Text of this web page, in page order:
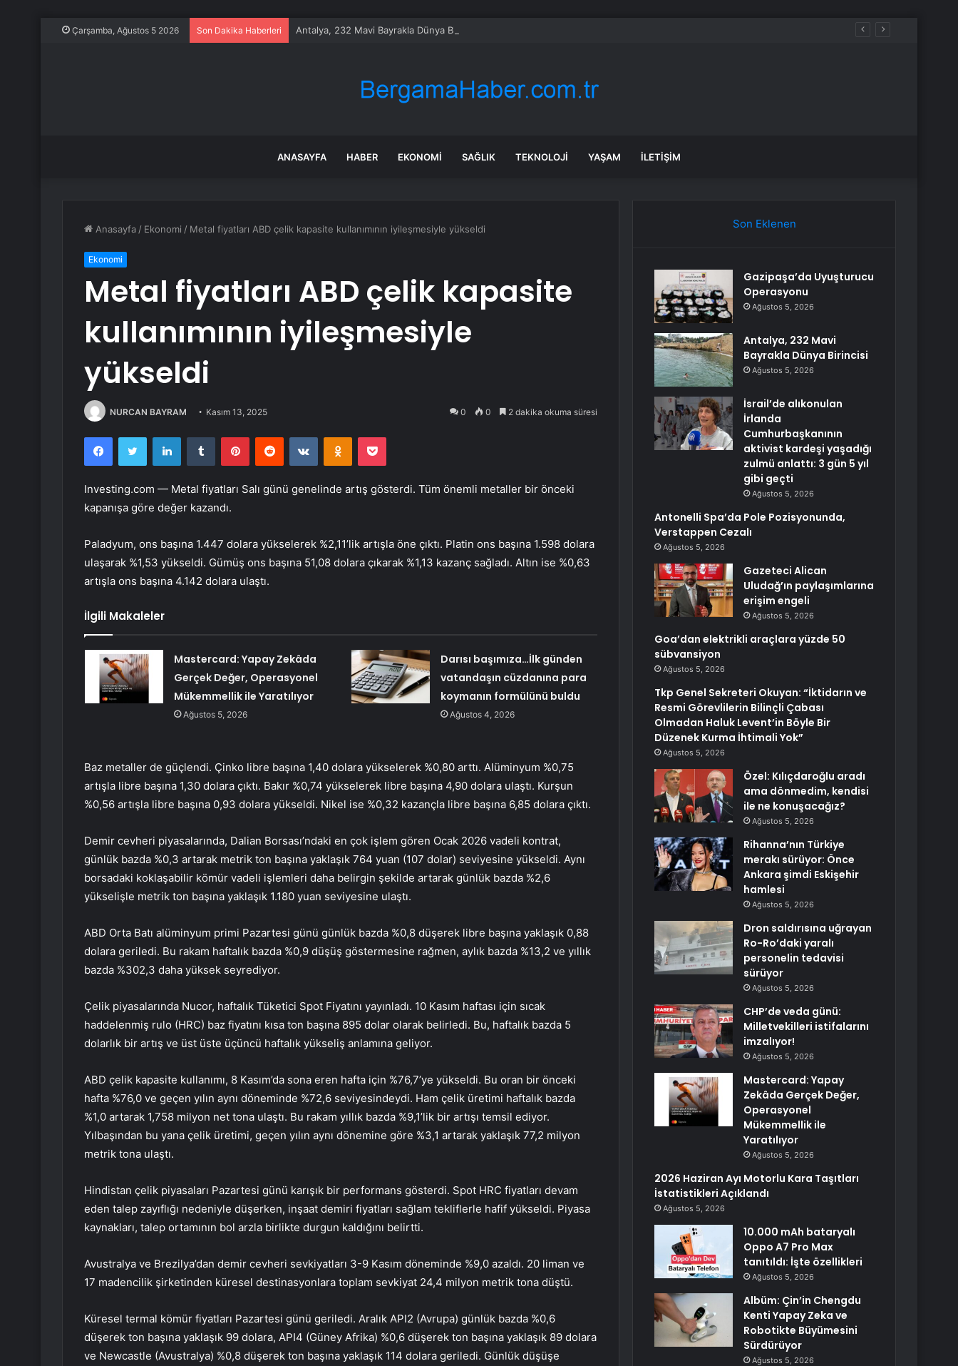
Çarşamba, Ağustos 5 2026 Son Dakika Haberleri Antalya, 232 Mavi Bayrakla Dünya Birincisi
ANASAYFA HABER EKONOMI SAĞLIK TEKNOLOJI YAŞAM İLETIŞIM
Anasayfa / Ekonomi / Metal fiyatları ABD çelik kapasite kullanımının iyileşmesiyle yükseldi
Ekonomi
Metal fiyatları ABD çelik kapasite
kullanımının iyileşmesiyle
yükseldi
NURCAN BAYRAM Kasım 13, 2025 0 0 2 dakika okuma süresi
FacebookTwitter LinkedInTumblr PinterestReddit VKontakteOdnoklassniki
Pocket
Investing.com — Metal fiyatları Salı günü genelinde artış gösterdi. Tüm önemli metaller bir önceki
kapanışa göre değer kazandı.
Paladyum, ons başına 1.447 dolara yükselerek %2,11’lik artışla öne çıktı. Platin ons başına 1.598 dolara
ulaşarak %1,53 yükseldi. Gümüş ons başına 51,08 dolara çıkarak %1,13 kazanç sağladı. Altın ise %0,63
artışla ons başına 4.142 dolara ulaştı.
İlgili Makaleler
Mastercard: Yapay Zekâda
Gerçek Değer, Operasyonel
Mükemmellik ile Yaratılıyor
Ağustos 5, 2026
Darısı başımıza…İlk günden
vatandaşın cüzdanına para
koymanın formülünü buldu
Ağustos 4, 2026
Baz metaller de güçlendi. Çinko libre başına 1,40 dolara yükselerek %0,80 arttı. Alüminyum %0,75
artışla libre başına 1,30 dolara çıktı. Bakır %0,74 yükselerek libre başına 4,90 dolara ulaştı. Kurşun
%0,56 artışla libre başına 0,93 dolara yükseldi. Nikel ise %0,32 kazançla libre başına 6,85 dolara çıktı.
Demir cevheri piyasalarında, Dalian Borsası’ndaki en çok işlem gören Ocak 2026 vadeli kontrat,
günlük bazda %0,3 artarak metrik ton başına yaklaşık 764 yuan (107 dolar) seviyesine yükseldi. Aynı
borsadaki koklaşabilir kömür vadeli işlemleri daha belirgin şekilde artarak günlük bazda %2,6
yükselişle metrik ton başına yaklaşık 1.180 yuan seviyesine ulaştı.
ABD Orta Batı alüminyum primi Pazartesi günü günlük bazda %0,8 düşerek libre başına yaklaşık 0,88
dolara geriledi. Bu rakam haftalık bazda %0,9 düşüş göstermesine rağmen, aylık bazda %13,2 ve yıllık
bazda %302,3 daha yüksek seyrediyor.
Çelik piyasalarında Nucor, haftalık Tüketici Spot Fiyatını yayınladı. 10 Kasım haftası için sıcak
haddelenmiş rulo (HRC) baz fiyatını kısa ton başına 895 dolar olarak belirledi. Bu, haftalık bazda 5
dolarlık bir artış ve üst üste üçüncü haftalık yükseliş anlamına geliyor.
ABD çelik kapasite kullanımı, 8 Kasım’da sona eren hafta için %76,7’ye yükseldi. Bu oran bir önceki
hafta %76,0 ve geçen yılın aynı döneminde %72,6 seviyesindeydi. Ham çelik üretimi haftalık bazda
%1,0 artarak 1,758 milyon net tona ulaştı. Bu rakam yıllık bazda %9,1’lik bir artışı temsil ediyor.
Yılbaşından bu yana çelik üretimi, geçen yılın aynı dönemine göre %3,1 artarak yaklaşık 77,2 milyon
metrik tona ulaştı.
Hindistan çelik piyasaları Pazartesi günü karışık bir performans gösterdi. Spot HRC fiyatları devam
eden talep zayıflığı nedeniyle düşerken, inşaat demiri fiyatları sağlam tekliflerle hafif yükseldi. Piyasa
kaynakları, talep ortamının bol arzla birlikte durgun kaldığını belirtti.
Avustralya ve Brezilya’dan demir cevheri sevkiyatları 3-9 Kasım döneminde %9,0 azaldı. 20 liman ve
17 madencilik şirketinden küresel destinasyonlara toplam sevkiyat 24,4 milyon metrik tona düştü.
Küresel termal kömür fiyatları Pazartesi günü geriledi. Aralık API2 (Avrupa) günlük bazda %0,6
düşerek ton başına yaklaşık 99 dolara, API4 (Güney Afrika) %0,6 düşerek ton başına yaklaşık 89 dolara
ve Newcastle (Avustralya) %0,8 düşerek ton başına yaklaşık 114 dolara geriledi. Günlük düşüşe
Son Eklenen
Gazipaşa’da Uyuşturucu
Operasyonu
Ağustos 5, 2026
Antalya, 232 Mavi
Bayrakla Dünya Birincisi
Ağustos 5, 2026
İsrail’de alıkonulan
İrlanda
Cumhurbaşkanının
aktivist kardeşi yaşadığı
zulmü anlattı: 3 gün 5 yıl
gibi geçti
Ağustos 5, 2026
Antonelli Spa’da Pole Pozisyonunda,
Verstappen Cezalı
Ağustos 5, 2026
Gazeteci Alican
Uludağ’ın paylaşımlarına
erişim engeli
Ağustos 5, 2026
Goa’dan elektrikli araçlara yüzde 50
sübvansiyon
Ağustos 5, 2026
Tkp Genel Sekreteri Okuyan: “İktidarın ve
Resmi Görevlilerin Bilinçli Çabası
Olmadan Haluk Levent’in Böyle Bir
Düzenek Kurma İhtimali Yok”
Ağustos 5, 2026
Özel: Kılıçdaroğlu aradı
ama dönmedim, kendisi
ile ne konuşacağız?
Ağustos 5, 2026
Rihanna’nın Türkiye
merakı sürüyor: Önce
Ankara şimdi Eskişehir
hamlesi
Ağustos 5, 2026
Dron saldırısına uğrayan
Ro-Ro’daki yaralı
personelin tedavisi
sürüyor
Ağustos 5, 2026
CHP’de veda günü:
Milletvekilleri istifalarını
imzalıyor!
Ağustos 5, 2026
Mastercard: Yapay
Zekâda Gerçek Değer,
Operasyonel
Mükemmellik ile
Yaratılıyor
Ağustos 5, 2026
2026 Haziran Ayı Motorlu Kara Taşıtları
İstatistikleri Açıklandı
Ağustos 5, 2026
10.000 mAh bataryalı
Oppo A7 Pro Max
tanıtıldı: İşte özellikleri
Ağustos 5, 2026
Albüm: Çin’in Chengdu
Kenti Yapay Zeka ve
Robotikte Büyümesini
Sürdürüyor
Ağustos 5, 2026